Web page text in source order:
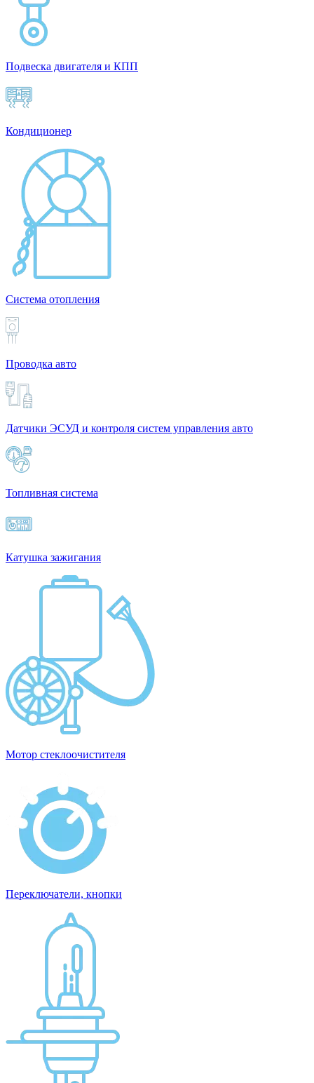
Подвеска двигателя и КПП
Кондиционер
Система отопления
Проводка авто
Датчики ЭСУД и контроля систем управления авто
Топливная система
Катушка зажигания
Мотор стеклоочистителя
Переключатели, кнопки